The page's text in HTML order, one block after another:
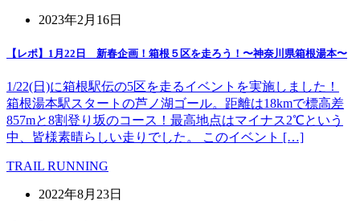
2023年2月16日
【レポ】1月22日 新春企画！箱根５区を走ろう！〜神奈川県箱根湯本〜
1/22(日)に箱根駅伝の5区を走るイベントを実施しました！
箱根湯本駅スタートの芦ノ湖ゴール。距離は18kmで標高差
857mと8割登り坂のコース！最高地点はマイナス2℃という
中、皆様素晴らしい走りでした。 このイベント […]
TRAIL RUNNING
2022年8月23日